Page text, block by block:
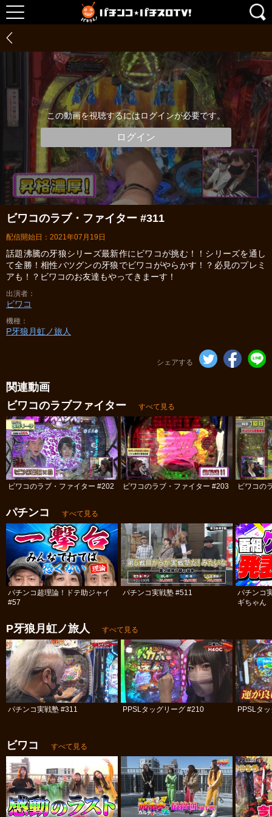
この動画を視聴するにはログインが必要です。
ログイン
ビワコのラブ・ファイター #311
配信開始日：2021年07月19日
話題沸騰の牙狼シリーズ最新作にビワコが挑む！！シリーズを通し
て全勝！相性バツグンの牙狼でビワコがやらかす！？必見のプレミ
アも！？ビワコのお友達もやってきまーす！
出演者
ビワコ
機種
P牙狼月虹ノ旅人
シェアする
関連動画
ビワコのラブファイター
すべて見る
ビワコのラブ・ファイター #202 ビワコのラブ・ファイター #203 ビワコの
パチンコ すべて見る
パチンコ超理論！ドテ助ジャイ
#57
パチンコ実戦塾 #511
パチンコ
ギちゃん
P牙狼月虹ノ旅人 すべて見る
パチンコ実戦塾 #311 PPSLタッグリーグ #210 PPSLタ
ビワコ すべて見る